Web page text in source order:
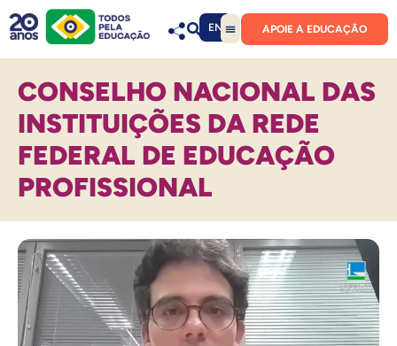
EN APOIE A EDUCAÇÃO
CONSELHO NACIONAL DAS
INSTITUIÇÕES DA REDE
FEDERAL DE EDUCAÇÃO
PROFISSIONAL